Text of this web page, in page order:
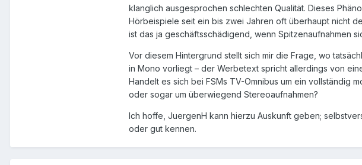
klanglich ausgesprochen schlechten Qualität. Dieses
Hörbeispiele seit ein bis zwei Jahren oft überhaupt nicht
ist das ja geschäftsschädigend, wenn Spitzenaufnahmen
Vor diesem Hintergrund stellt sich mir die Frage, wo
in Mono vorliegt – der Werbetext spricht allerdings von
Handelt es sich bei FSMs TV-Omnibus um ein vollständig
oder sogar um überwiegend Stereoaufnahmen?
Ich hoffe, JuergenH kann hierzu Auskunft geben;
oder gut kennen.